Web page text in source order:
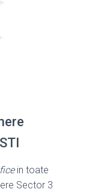
in toate
Sector 3